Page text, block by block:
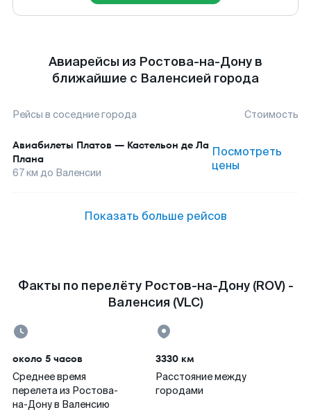
Авиарейсы из Ростова-на-Дону в
ближайшие с Валенсией города
Рейсы в соседние города Стоимость
Авиабилеты Платов — Кастельон де Ла
Плана
67км до Валенсии
Посмотреть
цены
Показать больше рейсов
Факты по перелёту Ростов-на-Дону (ROV) -
Валенсия (VLC)
около 5 часов
Среднее время
перелета из Ростова-
на-Дону в Валенсию
3330 км
Расстояние между
городами